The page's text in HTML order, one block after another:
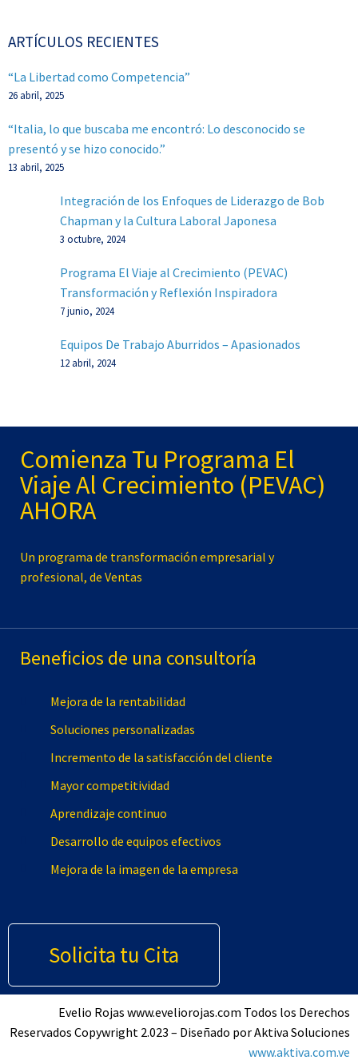
ARTÍCULOS RECIENTES
“La Libertad como Competencia”
26 abril, 2025
“Italia, lo que buscaba me encontró: Lo desconocido se
presentó y se hizo conocido.”
13 abril, 2025
Integración de los Enfoques de Liderazgo de Bob
Chapman y la Cultura Laboral Japonesa
3 octubre, 2024
Programa El Viaje al Crecimiento (PEVAC)
Transformación y Reflexión Inspiradora
7 junio, 2024
Equipos De Trabajo Aburridos – Apasionados
12 abril, 2024
Comienza Tu Programa El
Viaje Al Crecimiento (PEVAC)
AHORA
Un programa de transformación empresarial y
profesional, de Ventas
Beneficios de una consultoría
Mejora de la rentabilidad
Soluciones personalizadas
Incremento de la satisfacción del cliente
Mayor competitividad
Aprendizaje continuo
Desarrollo de equipos efectivos
Mejora de la imagen de la empresa
Solicita tu Cita
Evelio Rojas www.eveliorojas.com Todos los Derechos
Reservados Copywright 2.023 – Diseñado por Aktiva Soluciones
www.aktiva.com.ve